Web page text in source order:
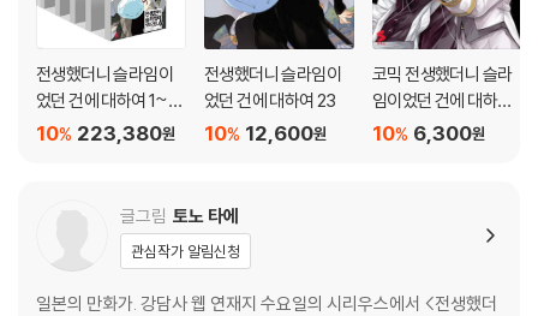
전생했더니 슬라임이
었던 건에 대하여 1~2
3권 세트223,380원
10%
전생했더니 슬라임이
었던 건에 대하여 23
12,600원
10%
코믹 전생했더니 슬라
임이었던 건에 대하여
클레이만 REVENGE 3
6,300원
10%
글그림 토노 타에
관심작가 알림신청
일본의 만화가. 강담사 웹 연재지 수요일의 시리우스에서 <전생했더